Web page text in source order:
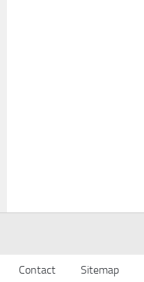
Contact Sitemap